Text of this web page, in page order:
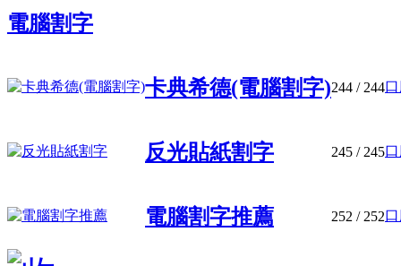
電腦割字
卡典希德(電腦割字)244 / 244
反光貼紙割字 245 / 245
電腦割字推薦 252 / 252